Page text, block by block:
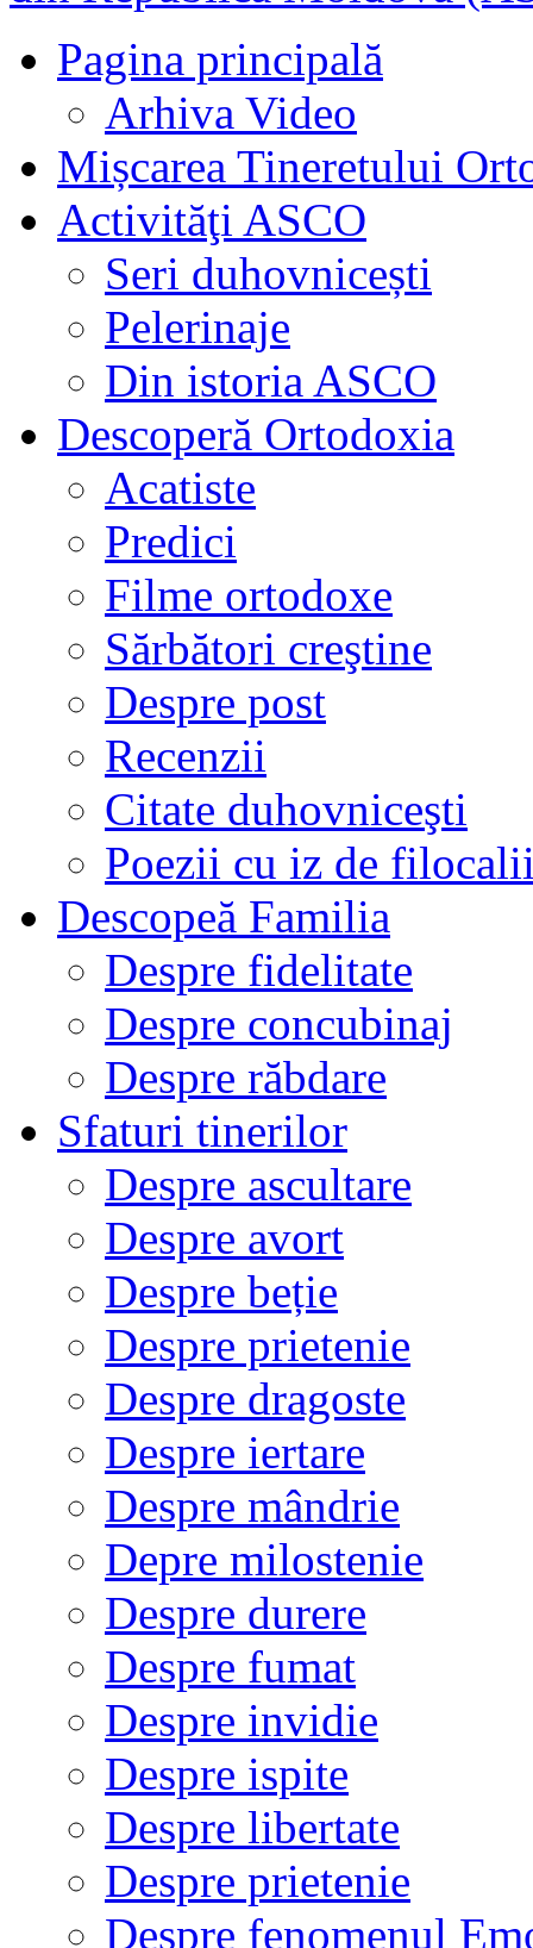
Pagina principală
Arhiva Video
Mișcarea Tineretului
Activităţi ASCO
Seri duhovnicești
Pelerinaje
Din istoria ASCO
Descoperă Ortodoxia
Acatiste
Predici
Filme ortodoxe
Sărbători creştine
Despre post
Recenzii
Citate duhovniceşti
Poezii cu iz de
Descopeă Familia
Despre fidelitate
Despre concubinaj
Despre răbdare
Sfaturi tinerilor
Despre ascultare
Despre avort
Despre beție
Despre prietenie
Despre dragoste
Despre iertare
Despre mândrie
Depre milostenie
Despre durere
Despre fumat
Despre invidie
Despre ispite
Despre libertate
Despre prietenie
Despre fenomenul